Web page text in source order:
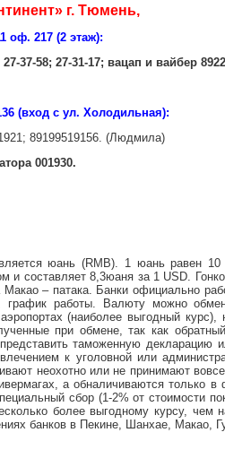
г. Тюмень,
оф. 217 (2 этаж):
37-58; 27-31-17; вацап и вайбер
(вход с ул. Холодильная):
89199519156. (Людмила)
001930.
юань (RMB). 1 юань
и составляет 8,3юаня за 1 USD.
– патака. Банки официально
график работы. Валюту можно
(наиболее выгодный
при обмене, так как
таможенную декларацию
к уголовной или
неохотно или не принимают
а обналичиваются только
сбор (1-2% от стоимости
более выгодному курсу,
банков в Пекине, Шанхае, Макао,